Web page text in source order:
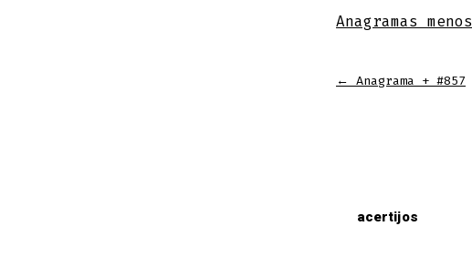
Anagramas menos
← Anagrama + #857
acertijos